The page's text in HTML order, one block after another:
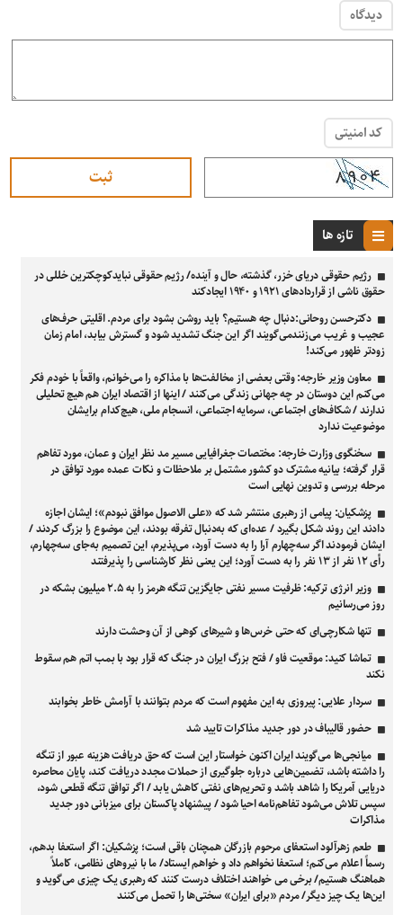
دیدگاه
کد امنیتی
تازه ها
رژیم حقوقی دریای خزر، گذشته، حال و آینده/ رژیم حقوقی نبایدکوچکترین خللی در
حقوق ناشی از قراردادهای ۱۹۲۱ و ۱۹۴۰ ایجادکند
دکترحسن روحانی:دنبال چه هستیم؟ باید روشن بشود برای مردم. اقلیتی حرف‌های
عجیب و غریب می‌زنندمی‌گویند اگر این جنگ تشدید شود و گسترش بیابد، امام زمان
زودتر ظهور می‌کند!
معاون وزیر خارجه: وقتی بعضی از مخالفت‌ها با مذاکره را می‌خوانم، واقعاً با خودم فکر
می‌کنم این دوستان در چه جهانی زندگی می‌کنند / اینها از اقتصاد ایران هم هیچ تحلیلی
ندارند / شکاف‌های اجتماعی، سرمایه اجتماعی، انسجام ملی، هیچ‌کدام برایشان
موضوعیت ندارد
سخنگوی وزارت خارجه: مختصات جغرافیایی مسیر مد نظر ایران و عمان، مورد تفاهم
قرار گرفته؛ بیانیه مشترک دو کشور مشتمل بر ملاحظات و نکات عمده مورد توافق در
مرحله بررسی و تدوین نهایی است
پزشکیان: پیامی از رهبری منتشر شد که «علی الاصول موافق نبودم»؛ ایشان اجازه
دادند این روند شکل بگیرد / عده‌ای که به‌دنبال تفرقه بودند، این موضوع را بزرگ کردند /
ایشان فرمودند اگر سه‌چهارم آرا را به دست آورد، می‌پذیرم، این تصمیم به‌جای سه‌چهارم،
رأی ۱۲ نفر از ۱۳ نفر را به دست آورد؛ این یعنی نظر کارشناسی را پذیرفتند
وزیر انرژی ترکیه: ظرفیت مسیر نفتی جایگزین تنگه هرمز را به ۲.۵ میلیون بشکه در
روز می‌رسانیم
تنها شکارچی‌ای که حتی خرس‌ها و شیرهای کوهی از آن وحشت دارند
تماشا کنید: موقعیت فاو / فتح بزرگ ایران در جنگ که قرار بود با بمب اتم هم سقوط
نکند
سردار علایی: پیروزی به این مفهوم است که مردم بتوانند با آرامش خاطر بخوابند
حضور قالیباف در دور جدید مذاکرات تایید شد
میانجی‌ها می‌گویند ایران اکنون خواستار این است که حق دریافت هزینه عبور از تنگه
را داشته باشد، تضمین‌هایی درباره جلوگیری از حملات مجدد دریافت کند، پایان محاصره
دریایی آمریکا را شاهد باشد و تحریم‌های نفتی کاهش یابد / اگر توافق تنگه قطعی شود،
سپس تلاش می‌شود تفاهم‌نامه احیا شود / پیشنهاد پاکستان برای میزبانی دور جدید
مذاکرات
طعم زهرآلود استعفای مرحوم بازرگان همچنان باقی است؛ پزشکیان: اگر استعفا بدهم،
رسماً اعلام می‌کنم؛ استعفا نخواهم داد و خواهم ایستاد/ ما با نیروهای نظامی، کاملاً
هماهنگ هستیم/ برخی می خواهند اختلاف درست کنند که رهبری یک چیزی می‌گوید و
این‌ها یک چیز دیگر/ مردم «برای ایران» سختی‌ها را تحمل می‌کنند